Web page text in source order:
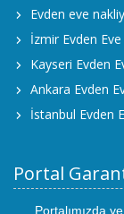
Evden eve
İzmir Evden
Kayseri Evden
Ankara Evden
İstanbul Evden
Portal
Portalımızda